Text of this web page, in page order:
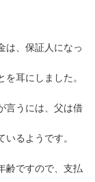
は、保証人になっ
耳にしました。
言うには、父は借
るようです。
齢ですので、支払